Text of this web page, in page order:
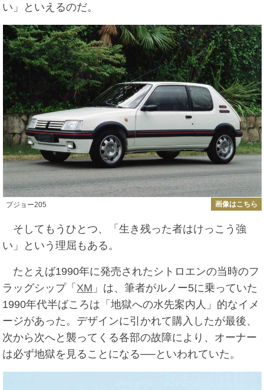
い」といえるのだ。
プジョー205 画像はこちら
そしてもうひとつ、「生き残った者はけっこう強
い」という理屈もある。
たとえば1990年に発売されたシトロエンの当時のフ
ラッグシップ「 XM 」は、筆者がルノー5に乗っていた
1990年代半ばころは「地獄への水先案内人」的なイメ
ージがあった。デザインに引かれて購入したが最後、
次から次へと襲ってくる各部の故障により、オーナー
は必ず地獄を見ることになる──といわれていた。